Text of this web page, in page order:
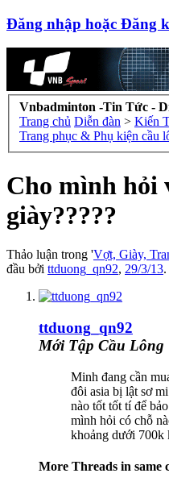
Đăng nhập hoặc Đăng
Vnbadminton -Tin Tức -
Trang chủ Diễn đàn > Kiến
Trang phục & Phụ kiện cầu
Cho mình hỏi
giày?????
Thảo luận trong 'Vợt, Giày,
đầu bởi ttduong_qn92, 29/3/13.
ttduong_qn92
Mới Tập Cầu Lông
Minh đang cần
đôi asia bị lật sơ
nào tốt tốt tí để
mình hỏi có chỗ
khoảng dưới 700k
More Threads in same